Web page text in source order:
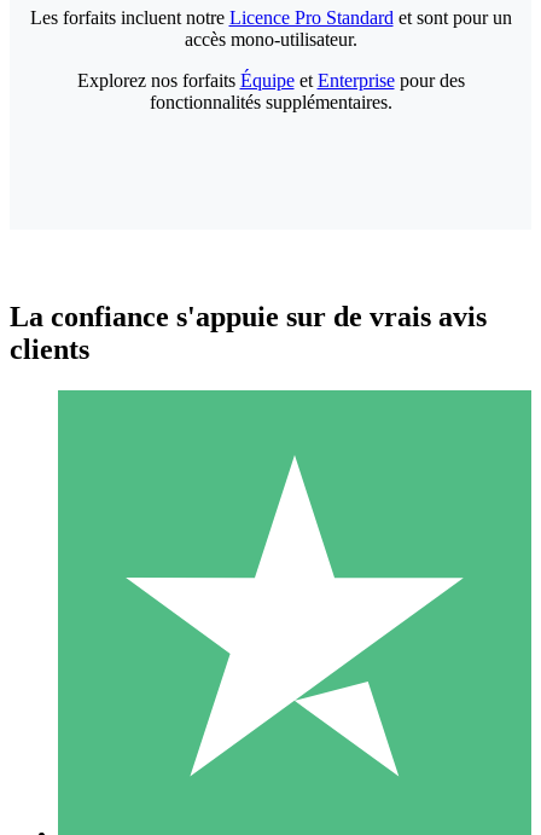
Packs de Crédits Individuels
Payez à l'utilisation avec des crédits de téléchargement. Sans
1 Téléchargement
10 00
Les forfaits incluent notre Licence Pro Standard et sont pour un
accès mono-utilisateur.
Explorez nos forfaits Équipeet Enterprisepour des
fonctionnalités supplémentaires.
La confiance s'appuie sur de vrais avis
clients